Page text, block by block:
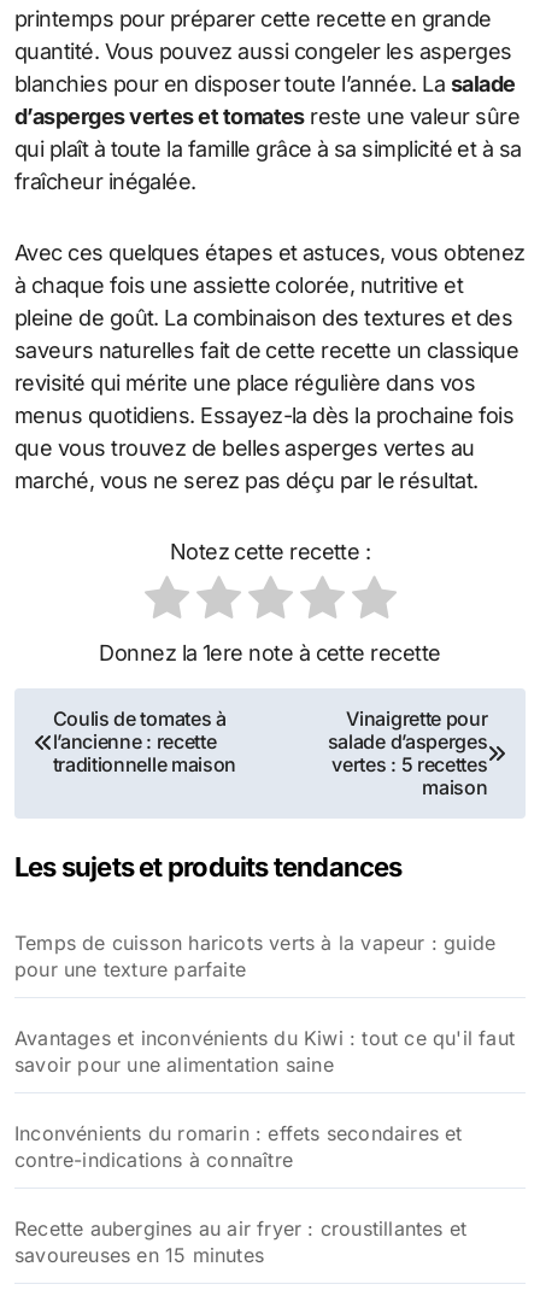
printemps pour préparer cette recette en grande
quantité. Vous pouvez aussi congeler les asperges
blanchies pour en disposer toute l’année. La salade
d’asperges vertes et tomatesreste une valeur sûre
qui plaît à toute la famille grâce à sa simplicité et à sa
fraîcheur inégalée.
Avec ces quelques étapes et astuces, vous obtenez
à chaque fois une assiette colorée, nutritive et
pleine de goût. La combinaison des textures et des
saveurs naturelles fait de cette recette un classique
revisité qui mérite une place régulière dans vos
menus quotidiens. Essayez-la dès la prochaine fois
que vous trouvez de belles asperges vertes au
marché, vous ne serez pas déçu par le résultat.
Notez cette recette :
Donnez la 1ere note à cette recette
Navigation
de
l’article
Coulis de tomates à
l’ancienne : recette
traditionnelle maison
Vinaigrette pour
salade d’asperges
vertes : 5 recettes
maison
Les sujets et produits tendances
Temps de cuisson haricots verts à la vapeur : guide
pour une texture parfaite
Avantages et inconvénients du Kiwi : tout ce qu'il faut
savoir pour une alimentation saine
Inconvénients du romarin : effets secondaires et
contre-indications à connaître
Recette aubergines au air fryer : croustillantes et
savoureuses en 15 minutes